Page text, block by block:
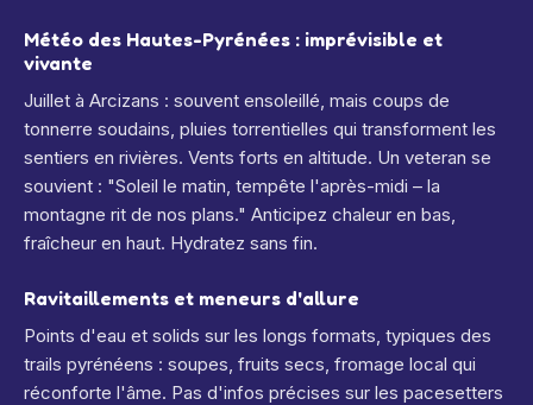
Météo des Hautes-Pyrénées : imprévisible et
vivante
Juillet à Arcizans : souvent ensoleillé, mais coups de
tonnerre soudains, pluies torrentielles qui transforment les
sentiers en rivières. Vents forts en altitude. Un veteran se
souvient : "Soleil le matin, tempête l'après-midi – la
montagne rit de nos plans." Anticipez chaleur en bas,
fraîcheur en haut. Hydratez sans fin.
Ravitaillements et meneurs d'allure
Points d'eau et solids sur les longs formats, typiques des
trails pyrénéens : soupes, fruits secs, fromage local qui
réconforte l'âme. Pas d'infos précises sur les pacesetters